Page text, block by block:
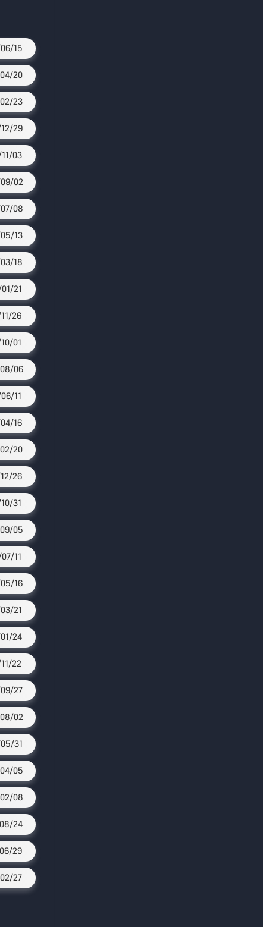
15
20
23
29
03
02
08
13
18
21
26
01
06
11
16
20
26
31
05
11
16
21
24
22
27
02
31
05
08
24
29
27